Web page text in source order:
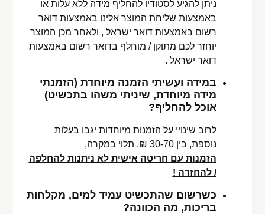
ניתן להגיע לסטודיו להחליף מידה ללא עלות או
באמצעות שליחת המוצר אלינו באמצעות דואר
רשום באמצעות דואר ישראל , ולאחר מכן המוצר
יוחזר לכם מתוקן / מוחלף בדואר רשום באמצעות
דואר ישראל .
במידה ועשיתי הזמנה מיוחדת (הזמנתי
מידה מיוחדת, שיניתי משהו בתכשיט)
אוכל להחליף?
לרוב שינויי על הזמנות מיוחדות יגבו בעלות
נוספת, בין 30-70 ₪. תלוי במקרה,
הזמנות עם חריטה אישית לא ניתנות להחלפה
/ להחזרה !
כשרשום שהתכשיט עמיד למים, מקלחות
בריכות, מה הכוונה?